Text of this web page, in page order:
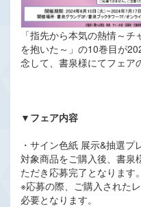
「指先から本気の熱情～
を抱いた～」の10巻目が
念して、書泉様にてフェア
▼フェア内容
・サイン色紙 展示&抽選プ
対象商品をご購入後、書泉
ただき応募完了となります。
※応募の際、ご購入された
必要となります。